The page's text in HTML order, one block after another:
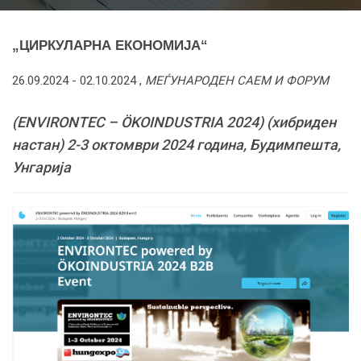
„ЦИРКУЛАРНА ЕКОНОМИЈА“
26.09.2024 - 02.10.2024, МЕЃУНАРОДЕН САЕМ И ФОРУМ
(ENVIRONTEC – ÖKOINDUSTRIA 2024) (хибриден
настан) 2-3 октомври 2024 година, Будимпешта,
Унгарија